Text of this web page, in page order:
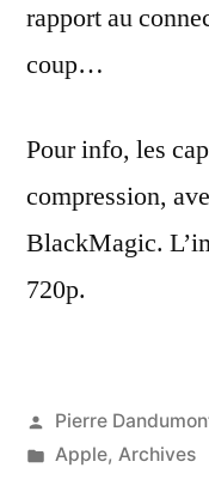
rapport au
coup…
Pour info, les
compression,
BlackMagic.
720p.
Publié
par
Pierre
Publié
Apple, Archives